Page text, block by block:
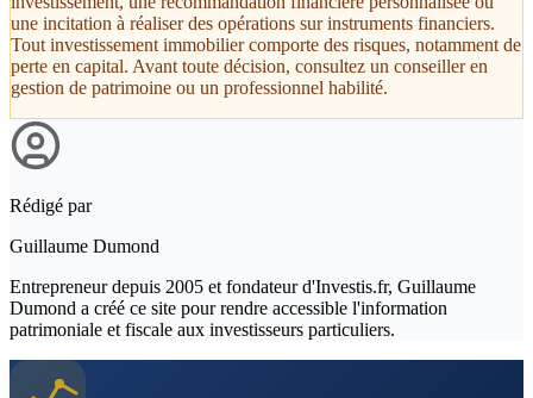
une incitation à réaliser des opérations sur instruments financiers.
Tout investissement immobilier comporte des risques, notamment de
perte en capital. Avant toute décision, consultez un conseiller en
gestion de patrimoine ou un professionnel habilité.
Rédigé par
Guillaume Dumond
Entrepreneur depuis 2005 et fondateur d'Investis.fr, Guillaume
Dumond a créé ce site pour rendre accessible l'information
patrimoniale et fiscale aux investisseurs particuliers.